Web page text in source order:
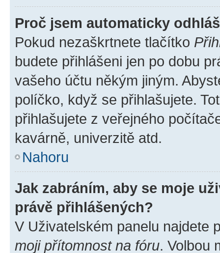
Proč jsem automaticky
Pokud nezaškrtnete tlačítko
budete přihlášeni jen po dobu
vašeho účtu někým jiným.
políčko, když se přihlašujete.
přihlašujete z veřejného
kavárně, univerzitě atd.
Nahoru
Jak zabráním, aby se moje
právě přihlášených?
V Uživatelském panelu najdete
moji přítomnost na fóru. Volbou